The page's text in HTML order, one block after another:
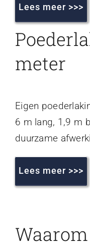
Lees meer >>>
meter
Eigen
6 m lang, 1,9 m
duurzame
Lees meer >>>